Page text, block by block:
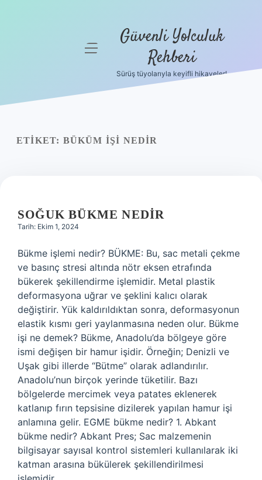
menüyü Güvenli Yolculuk
Rehberi
Sürüş tüyolarıyla keyifli hikayeler!
ETIKET: BÜKÜM IŞI NEDIR
SOĞUK BÜKME NEDIR
Tarih: Ekim 1, 2024
Bükme işlemi nedir? BÜKME: Bu, sac metali çekme
ve basınç stresi altında nötr eksen etrafında
bükerek şekillendirme işlemidir. Metal plastik
deformasyona uğrar ve şeklini kalıcı olarak
değiştirir. Yük kaldırıldıktan sonra, deformasyonun
elastik kısmı geri yaylanmasına neden olur. Bükme
işi ne demek? Bükme, Anadolu’da bölgeye göre
ismi değişen bir hamur işidir. Örneğin; Denizli ve
Uşak gibi illerde “Bütme” olarak adlandırılır.
Anadolu’nun birçok yerinde tüketilir. Bazı
bölgelerde mercimek veya patates eklenerek
katlanıp fırın tepsisine dizilerek yapılan hamur işi
anlamına gelir. EGME bükme nedir? 1. Abkant
bükme nedir? Abkant Pres; Sac malzemenin
bilgisayar sayısal kontrol sistemleri kullanılarak iki
katman arasına bükülerek şekillendirilmesi